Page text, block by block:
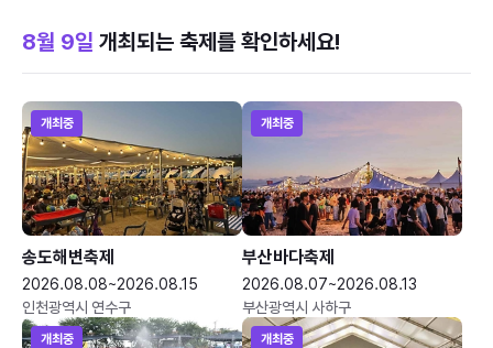
8월 9일 개최되는 축제를 확인하세요!
개최중
송도해변축제
2026.08.08~2026.08.15
인천광역시 연수구
개최중
부산바다축제
2026.08.07~2026.08.13
부산광역시 사하구
개최중 개최중